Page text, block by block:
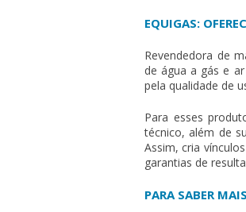
EQUIGAS:
Revendedora de
de água a gás e
pela qualidade de
Para esses
técnico, além de
Assim, cria
garantias de
PARA SABER